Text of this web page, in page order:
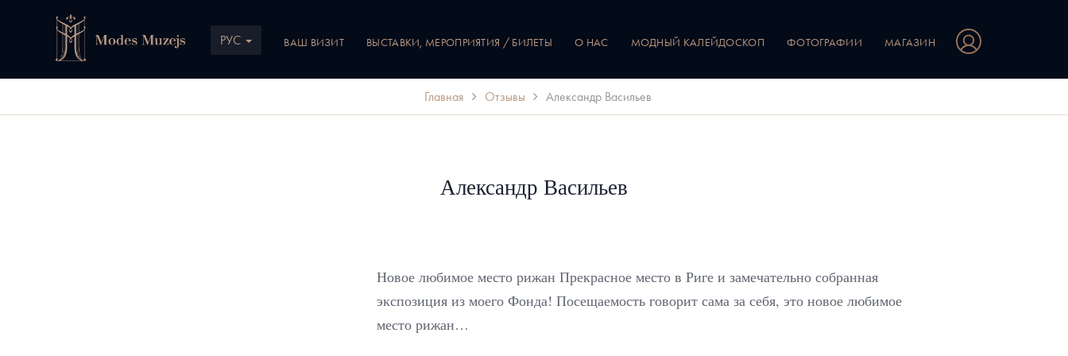
РУС ВАШ ВИЗИТ ВЫСТАВКИ, МЕРОПРИЯТИЯ / БИЛЕТЫ О НАС МОДНЫЙ КАЛЕЙДОСКОП ФОТОГРАФИИ МАГАЗИН
Главная Отзывы Александр Васильев
Александр Васильев
Новое любимое место рижан Прекрасное место в Риге и замечательно собранная
экспозиция из моего Фонда! Посещаемость говорит сама за себя, это новое любимое
место рижан…